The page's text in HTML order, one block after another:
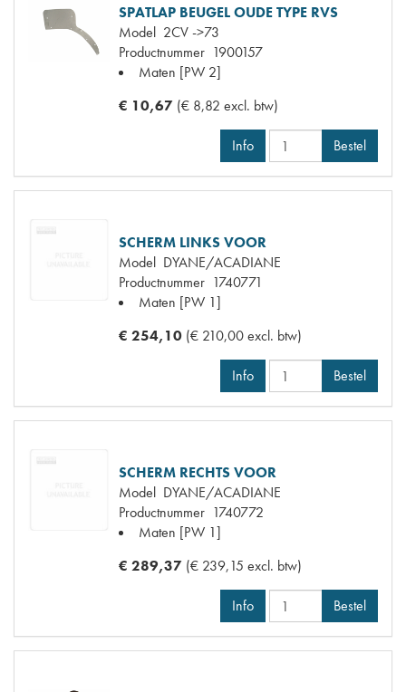
SPATLAP BEUGEL OUDE TYPE RVS
Model 2CV ->73
Productnummer 1900157
Maten [PW 2]
€ 10,67 (€ 8,82 excl. btw)
Info Bestel
SCHERM LINKS VOOR
Model DYANE/ACADIANE
Productnummer 1740771
Maten [PW 1]
€ 254,10 (€ 210,00 excl. btw)
Info Bestel
SCHERM RECHTS VOOR
Model DYANE/ACADIANE
Productnummer 1740772
Maten [PW 1]
€ 289,37 (€ 239,15 excl. btw)
Info Bestel